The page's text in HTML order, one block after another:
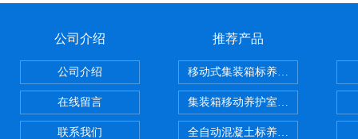
公司介绍
公司介绍
在线留言
联系我们
推荐产品
移动式集装箱标养室 养护室设备
集装箱移动养护室 标养室
全自动混凝土标养室恒温恒湿设备